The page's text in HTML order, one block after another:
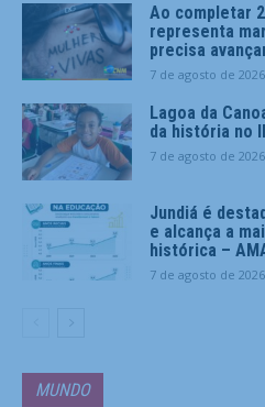
Ao completar
representa
precisa
7 de agosto de 2026
Lagoa da
da história no
7 de agosto de 2026
Jundiá é
e alcança a
histórica –
7 de agosto de 2026
MUNDO